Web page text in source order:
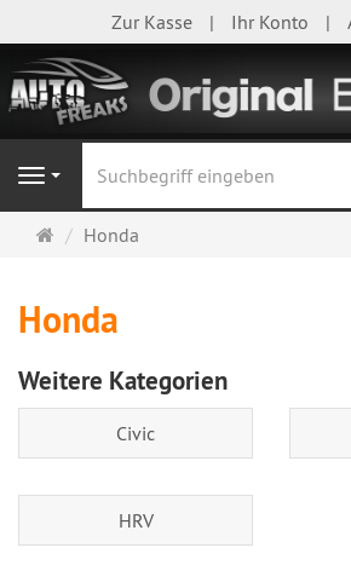
Zur Kasse Ihr Konto
Navigation
Startseite
Honda
Honda
Weitere Kategorien
Civic
HRV